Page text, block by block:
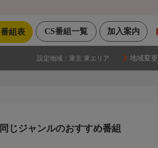
加入案内
CS番組一覧
番組表
設定地域： 東京 東エリア 地域変更
同じジャンルのおすすめ番組